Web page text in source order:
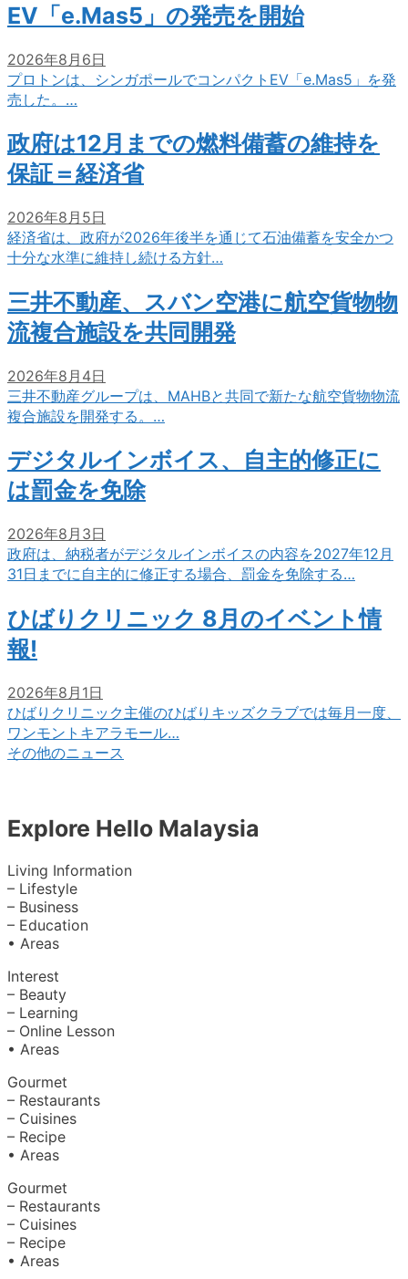
EV「e.Mas5」の発売を開始
2026年8月6日
プロトンは、シンガポールでコンパクトEV「e.Mas5」を発
売した。…
政府は12月までの燃料備蓄の維持を
保証＝経済省
2026年8月5日
経済省は、政府が2026年後半を通じて石油備蓄を安全かつ
十分な水準に維持し続ける方針…
三井不動産、スバン空港に航空貨物物
流複合施設を共同開発
2026年8月4日
三井不動産グループは、MAHBと共同で新たな航空貨物物流
複合施設を開発する。…
デジタルインボイス、自主的修正に
は罰金を免除
2026年8月3日
政府は、納税者がデジタルインボイスの内容を2027年12月
31日までに自主的に修正する場合、罰金を免除する…
ひばりクリニック 8月のイベント情
報!
2026年8月1日
ひばりクリニック主催のひばりキッズクラブでは毎月一度、
ワンモントキアラモール…
その他のニュース
Explore Hello Malaysia
Living Information
– Lifestyle
– Business
– Education
• Areas
Interest
– Beauty
– Learning
– Online Lesson
• Areas
Gourmet
– Restaurants
– Cuisines
– Recipe
• Areas
Gourmet
– Restaurants
– Cuisines
– Recipe
• Areas